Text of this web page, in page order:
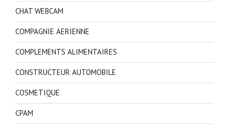
CHAT WEBCAM
COMPAGNIE AERIENNE
COMPLEMENTS ALIMENTAIRES
CONSTRUCTEUR AUTOMOBILE
COSMETIQUE
CPAM